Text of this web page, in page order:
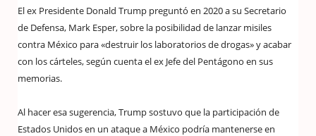
El ex Presidente Donald Trump preguntó en 2020 a su Secretario
de Defensa, Mark Esper, sobre la posibilidad de lanzar misiles
contra México para «destruir los laboratorios de drogas» y acabar
con los cárteles, según cuenta el ex Jefe del Pentágono en sus
memorias.
Al hacer esa sugerencia, Trump sostuvo que la participación de
Estados Unidos en un ataque a México podría mantenerse en